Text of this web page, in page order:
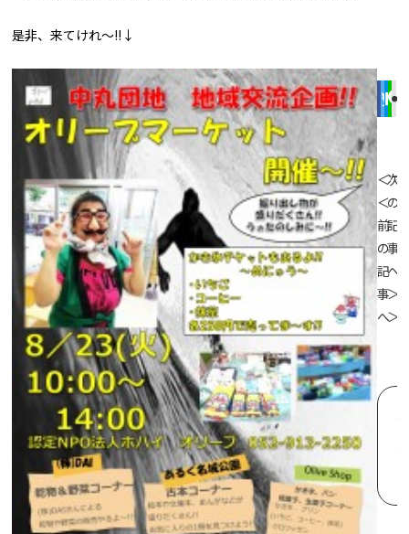
是非、来てけれ～!!↓
＜
＜
前
の
記
事
へ
次
の
記
事
へ
＞
＞